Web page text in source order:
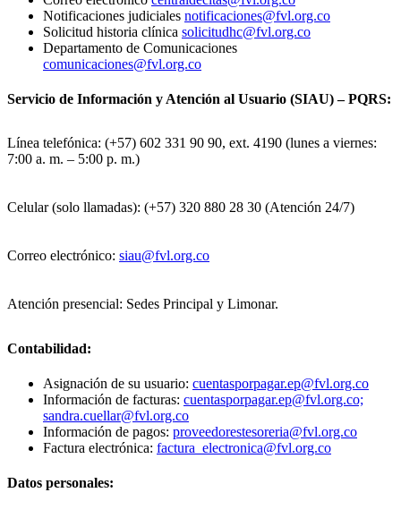
Notificaciones judiciales notificaciones@fvl.org.co
Solicitud historia clínica solicitudhc@fvl.org.co
Departamento de Comunicaciones
comunicaciones@fvl.org.co
Servicio de Información y Atención al Usuario (SIAU) – PQRS:
Línea telefónica: (+57) 602 331 90 90, ext. 4190 (lunes a viernes:
7:00 a. m. – 5:00 p. m.)
Celular (solo llamadas): (+57) 320 880 28 30 (Atención 24/7)
Correo electrónico: siau@fvl.org.co
Atención presencial: Sedes Principal y Limonar.
Contabilidad:
Asignación de su usuario: cuentasporpagar.ep@fvl.org.co
Información de facturas: cuentasporpagar.ep@fvl.org.co;
sandra.cuellar@fvl.org.co
Información de pagos: proveedorestesoreria@fvl.org.co
Factura electrónica: factura_electronica@fvl.org.co
Datos personales: